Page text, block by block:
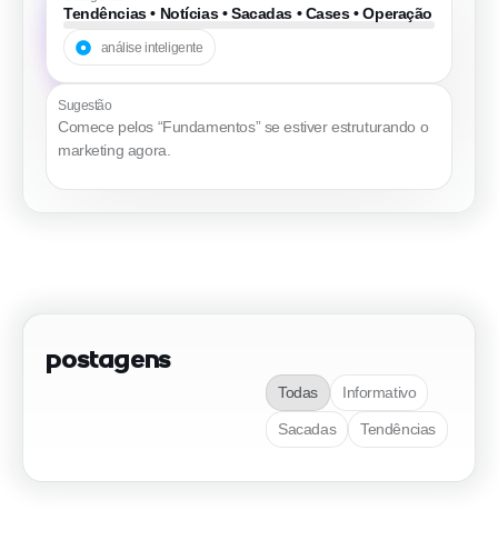
Tendências • Notícias • Sacadas • Cases • Operação
análise inteligente
Sugestão
Comece pelos “Fundamentos” se estiver estruturando o
marketing agora.
Postagens
Informativo
Sacadas Tendências
Todas